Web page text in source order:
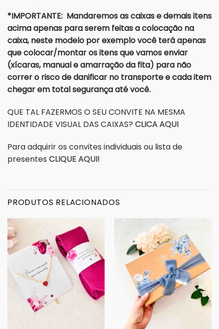
*IMPORTANTE: Mandaremos as caixas e demais itens
acima apenas para serem feitas a colocação na
caixa, neste modelo por exemplo você terá apenas
que colocar/montar os itens que vamos enviar
(xícaras, manual e amarração da fita) para não
correr o risco de danificar no transporte e cada item
chegar em total segurança até você.
QUE TAL FAZERMOS O SEU CONVITE NA MESMA
IDENTIDADE VISUAL DAS CAIXAS? CLICA AQUI
Para adquirir os convites individuais ou lista de
presentes CLIQUE AQUI!
PRODUTOS RELACIONADOS